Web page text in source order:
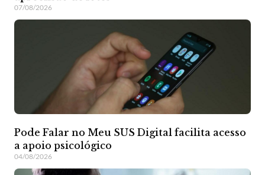
07/08/2026
Pode Falar no Meu SUS Digital facilita acesso
a apoio psicológico
04/08/2026